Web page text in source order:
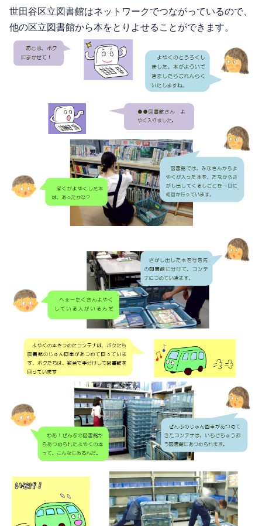
世田谷区立図書館はネットワークでつながっているので、
他の区立図書館から本をとりよせることができます。